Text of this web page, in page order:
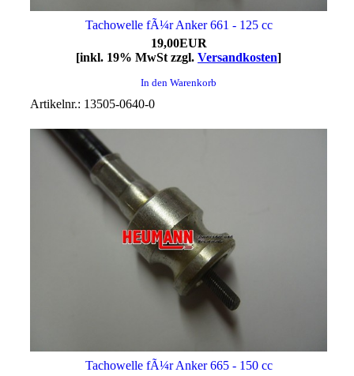
Tachowelle fÃ¼r Anker 661 - 125 cc
19,00EUR
[inkl. 19% MwSt zzgl. Versandkosten]
In den Warenkorb
Artikelnr.: 13505-0640-0
Tachowelle fÃ¼r Anker 665 - 150 cc